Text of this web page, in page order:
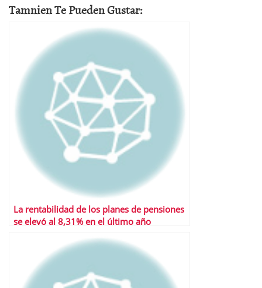
Tamnien Te Pueden Gustar:
La rentabilidad de los planes de pensiones
se elevó al 8,31% en el último año